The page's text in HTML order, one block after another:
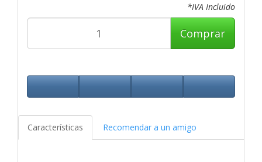
*IVA Incluido
Comprar
Características Recomendar a un amigo